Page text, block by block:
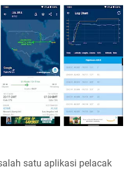
satu aplikasi pelacak